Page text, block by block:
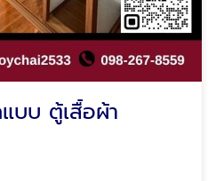
บบ ตู้เสื้อผ้า